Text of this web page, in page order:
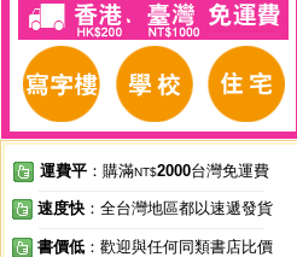
運費平 ：購滿NT$2000台灣免運費
速度快 ：全台灣地區都以速遞發貨
書價低 ：歡迎與任何同類書店比價